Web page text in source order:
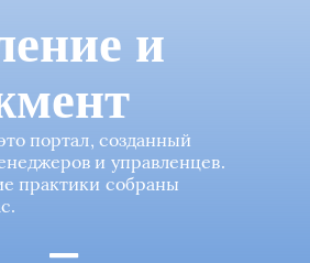
и
портал, созданный
и управленцев.
практики собраны